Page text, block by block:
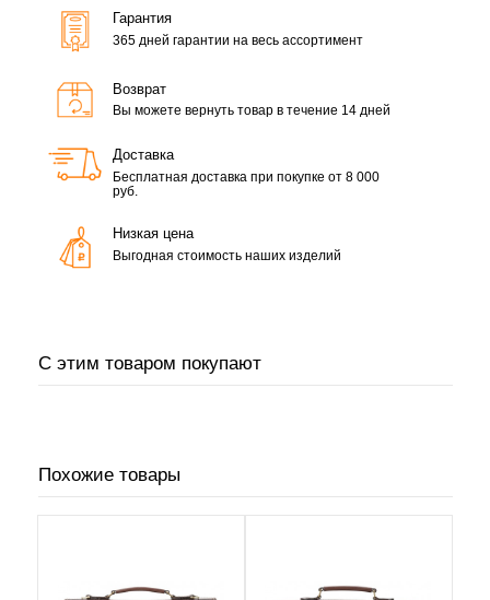
Гарантия
365 дней гарантии на весь ассортимент
Возврат
Вы можете вернуть товар в течение 14 дней
Доставка
Бесплатная доставка при покупке от 8 000
руб.
Низкая цена
Выгодная стоимость наших изделий
С этим товаром покупают
Похожие товары